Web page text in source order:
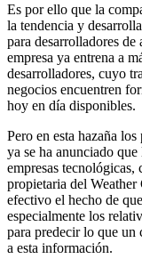
Es por ello que la
la tendencia y
para desarrolladores
empresa ya entrena a
desarrolladores, cuyo
negocios encuentren
hoy en día disponibles.
Pero en esta hazaña
ya se ha anunciado
empresas
propietaria del
efectivo el hecho de
especialmente los
para predecir lo que
a esta información.